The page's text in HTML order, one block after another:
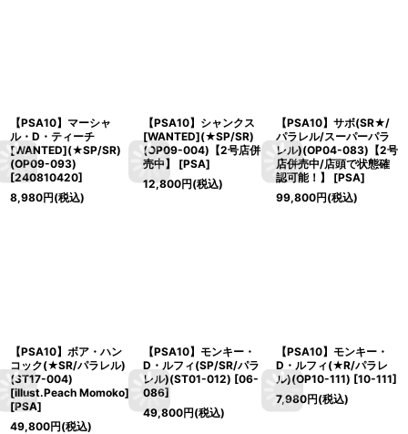
【PSA10】マーシャ
ル・D・ティーチ
[WANTED](★SP/SR)
(OP09-093)
[240810420]
8,980円(税込)
【PSA10】シャンクス
[WANTED](★SP/SR)
(OP09-004)【2号店併
売中】
[PSA]
12,800円(税込)
【PSA10】サボ(SR★/
パラレル/スーパーパラ
レル)(OP04-083)【2号
店併売中/店頭で状態確
認可能！】
[PSA]
99,800円(税込)
【PSA10】ボア・ハン
コック(★SR/パラレル)
(ST17-004)
[illust.Peach Momoko]
[PSA]
49,800円(税込)
【PSA10】モンキー・
D・ルフィ(SP/SR/パラ
レル)(ST01-012) [06-
086]
49,800円(税込)
【PSA10】モンキー・
D・ルフィ(★R/パラレ
ル)(OP10-111) [10-111]
7,980円(税込)